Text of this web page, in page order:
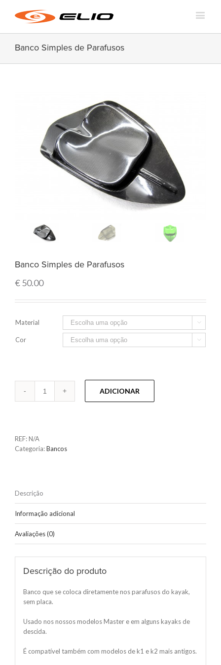
Banco Simples de Parafusos
Banco Simples de Parafusos
€50.00
Material 
Cor 
ADICIONAR
REF:N/A
Categoria:Bancos
Descrição
Informação adicional
Avaliações (0)
Descrição do produto
Banco que se coloca diretamente nos parafusos do kayak,
sem placa.
Usado nos nossos modelos Master e em alguns kayaks de
descida.
É compatível também com modelos de k1 e k2 mais antigos.